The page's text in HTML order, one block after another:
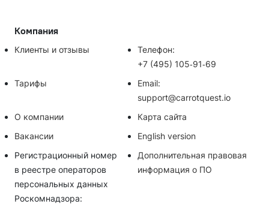
Компания
Клиенты и отзывы
Телефон:
+7 (495) 105‑91‑69
Тарифы
Email:
support@carrotquest.io
О компании
Карта сайта
Вакансии
English version
Регистрационный номер
в реестре операторов
персональных данных
Роскомнадзора:
Дополнительная правовая
информация о ПО